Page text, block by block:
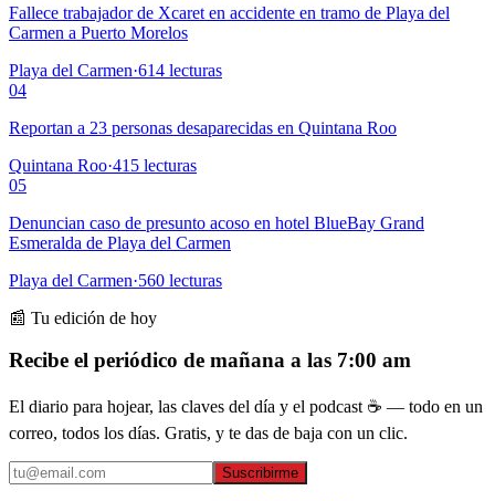
Fallece trabajador de Xcaret en accidente en tramo de Playa del
Carmen a Puerto Morelos
Playa del Carmen·614 lecturas
04
Reportan a 23 personas desaparecidas en Quintana Roo
Quintana Roo·415 lecturas
05
Denuncian caso de presunto acoso en hotel BlueBay Grand
Esmeralda de Playa del Carmen
Playa del Carmen·560 lecturas
📰 Tu edición de hoy
Recibe el periódico de mañana a las 7:00 am
El diario para hojear, las claves del día y el podcast ☕ — todo en un
correo, todos los días. Gratis, y te das de baja con un clic.
Suscribirme